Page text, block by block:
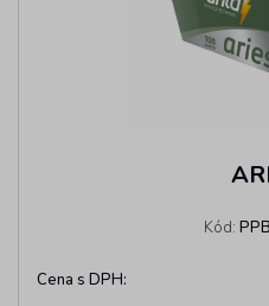
Kód:
Cena s DPH: